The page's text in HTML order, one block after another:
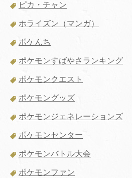
ピカ・チャン
ホライズン（マンガ）
ポケんち
ポケモンすばやさランキング
ポケモンクエスト
ポケモングッズ
ポケモンジェネレーションズ
ポケモンセンター
ポケモンバトル大会
ポケモンファン